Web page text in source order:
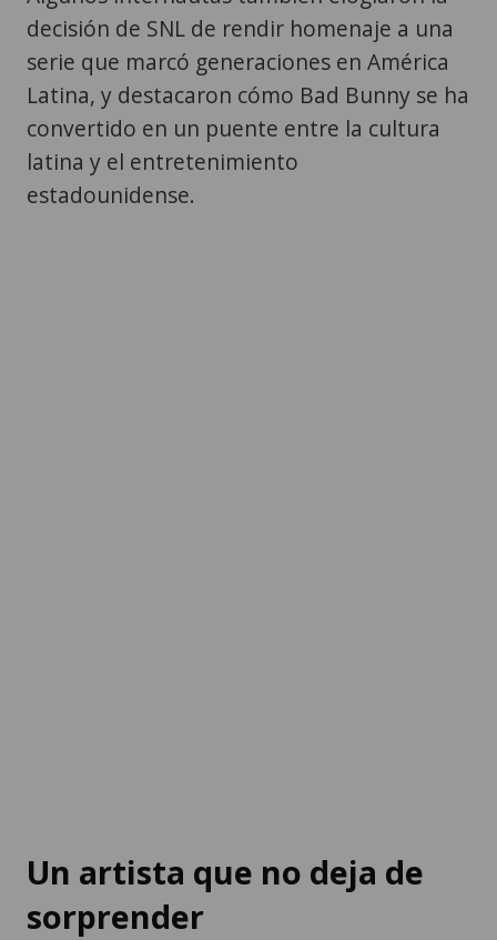
decisión de SNL de rendir homenaje a una
serie que marcó generaciones en América
Latina, y destacaron cómo Bad Bunny se ha
convertido en un puente entre la cultura
latina y el entretenimiento
estadounidense.
Un artista que no deja de
sorprender